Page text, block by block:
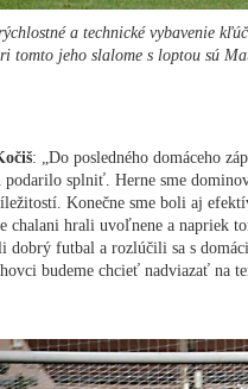
a technické vybavenie
tomto jeho slalome s loptou sú
: „Do posledného domáceho
splniť. Herne sme
Konečne sme boli aj
hrali uvoľnene a napriek
dobrý futbal a rozlúčili sa s
budeme chcieť nadviazať na
“